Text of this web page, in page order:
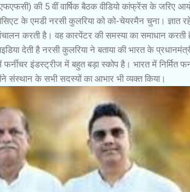
की 5 वीं वार्षिक बैठक वीडियो कांफ्रेंस के जरिए
के एमडी नरसी कुलरिया को को-चेयरमैन चुना। ज्ञात
करती है। वह कारपेंटर की समस्या का समाधान करती
देती है नरसी कुलरिया ने बताया की भारत के
इंडस्ट्रीज में बहुत बड़ा स्कोप है। भारत में निर्मित
संस्थान के सभी सदस्यों का आभार भी व्यक्त किया।